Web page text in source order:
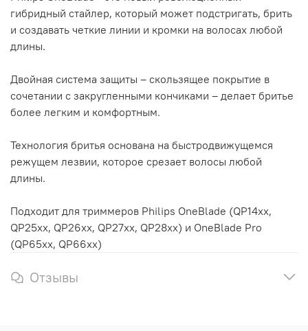
гибридный стайлер, который может подстригать, брить
и создавать четкие линии и кромки на волосах любой
длины.
Двойная система защиты – скользящее покрытие в
сочетании с закругленными кончиками – делает бритье
более легким и комфортным.
Технология бритья основана на быстродвижущемся
режущем лезвии, которое срезает волосы любой
длины.
Подходит для триммеров Philips OneBlade (QP14xx,
QP25xx, QP26xx, QP27xx, QP28xx) и OneBlade Pro
(QP65xx, QP66xx)
Отзывы